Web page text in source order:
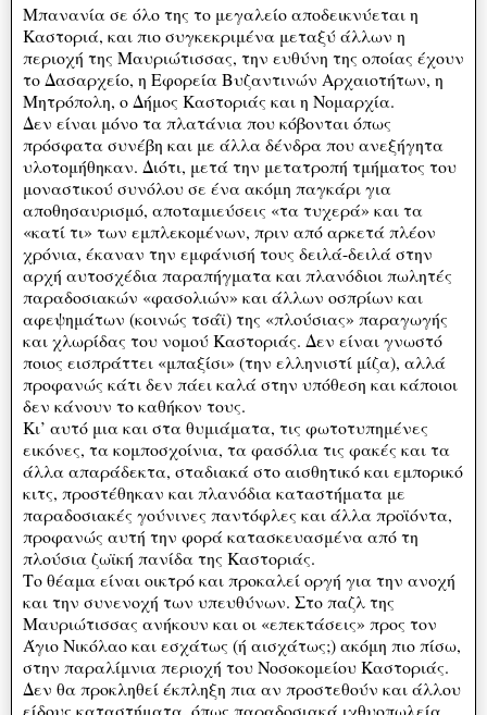
Μπανανία σε όλο της το μεγαλείο αποδεικνύεται η
Καστοριά, και πιο συγκεκριμένα μεταξύ άλλων η
περιοχή της Μαυριώτισσας, την ευθύνη της οποίας έχουν
το Δασαρχείο, η Εφορεία Βυζαντινών Αρχαιοτήτων, η
Μητρόπολη, ο Δήμος Καστοριάς και η Νομαρχία.
Δεν είναι μόνο τα πλατάνια που κόβονται όπως
πρόσφατα συνέβη και με άλλα δένδρα που ανεξήγητα
υλοτομήθηκαν. Διότι, μετά την μετατροπή τμήματος του
μοναστικού συνόλου σε ένα ακόμη παγκάρι για
αποθησαυρισμό, αποταμιεύσεις «τα τυχερά» και τα
«κατί τι» των εμπλεκομένων, πριν από αρκετά πλέον
χρόνια, έκαναν την εμφάνισή τους δειλά-δειλά στην
αρχή αυτοσχέδια παραπήγματα και πλανόδιοι πωλητές
παραδοσιακών «φασολιών» και άλλων οσπρίων και
αφεψημάτων (κοινώς τσάϊ) της «πλούσιας» παραγωγής
και χλωρίδας του νομού Καστοριάς. Δεν είναι γνωστό
ποιος εισπράττει «μπαξίσι» (την ελληνιστί μίζα), αλλά
προφανώς κάτι δεν πάει καλά στην υπόθεση και κάποιοι
δεν κάνουν το καθήκον τους.
Κι’ αυτό μια και στα θυμιάματα, τις φωτοτυπημένες
εικόνες, τα κομποσχοίνια, τα φασόλια τις φακές και τα
άλλα απαράδεκτα, σταδιακά στο αισθητικό και εμπορικό
κιτς, προστέθηκαν και πλανόδια καταστήματα με
παραδοσιακές γούνινες παντόφλες και άλλα προϊόντα,
προφανώς αυτή την φορά κατασκευασμένα από τη
πλούσια ζωϊκή πανίδα της Καστοριάς.
Το θέαμα είναι οικτρό και προκαλεί οργή για την ανοχή
και την συνενοχή των υπευθύνων. Στο παζλ της
Μαυριώτισσας ανήκουν και οι «επεκτάσεις» προς τον
Άγιο Νικόλαο και εσχάτως (ή αισχάτως;) ακόμη πιο πίσω,
στην παραλίμνια περιοχή του Νοσοκομείου Καστοριάς.
Δεν θα προκληθεί έκπληξη πια αν προστεθούν και άλλου
είδους καταστήματα, όπως παραδοσιακά ιχθυοπωλεία